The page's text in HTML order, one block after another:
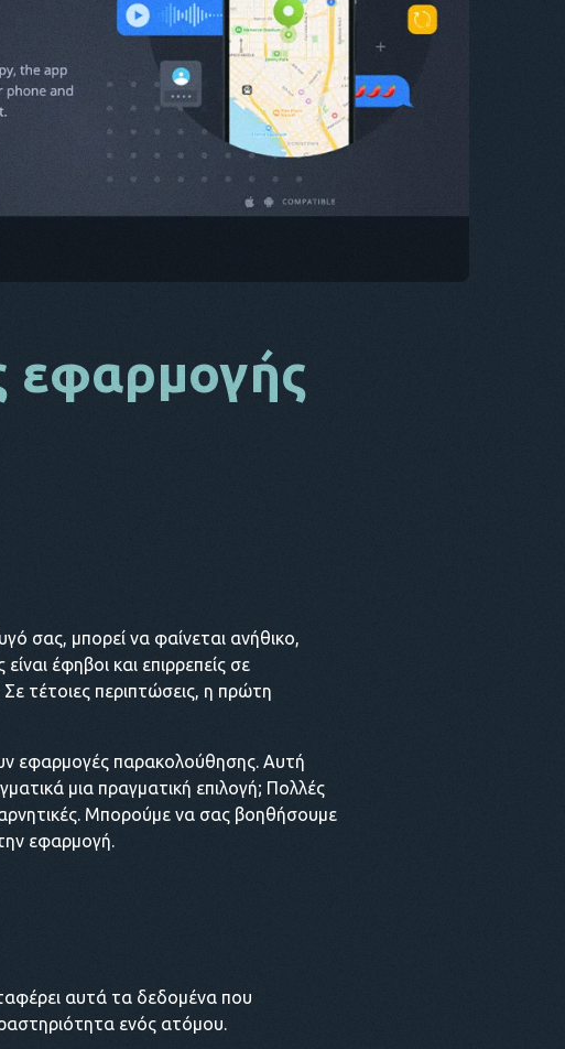
CS
DA
ΙΤ
FR
ES
εφαρμογής
σας, μπορεί να φαίνεται ανήθικο,
έφηβοι και επιρρεπείς σε
τέτοιες περιπτώσεις, η πρώτη
εφαρμογές παρακολούθησης. Αυτή
μια πραγματική επιλογή; Πολλές
αρνητικές. Μπορούμε να σας βοηθήσουμε
εφαρμογή.
αυτά τα δεδομένα που
ενός ατόμου.